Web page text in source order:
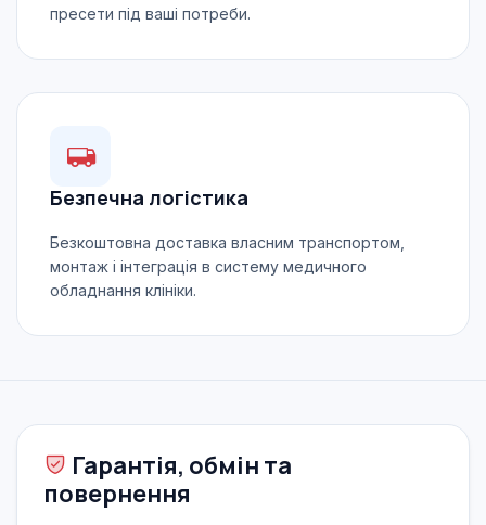
пресети під ваші потреби.
Безпечна логістика
Безкоштовна доставка власним транспортом,
монтаж і інтеграція в систему медичного
обладнання клініки.
Гарантія, обмін та
повернення